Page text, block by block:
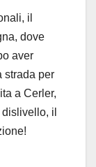
il
dove
aver
strada per
a Cerler,
il